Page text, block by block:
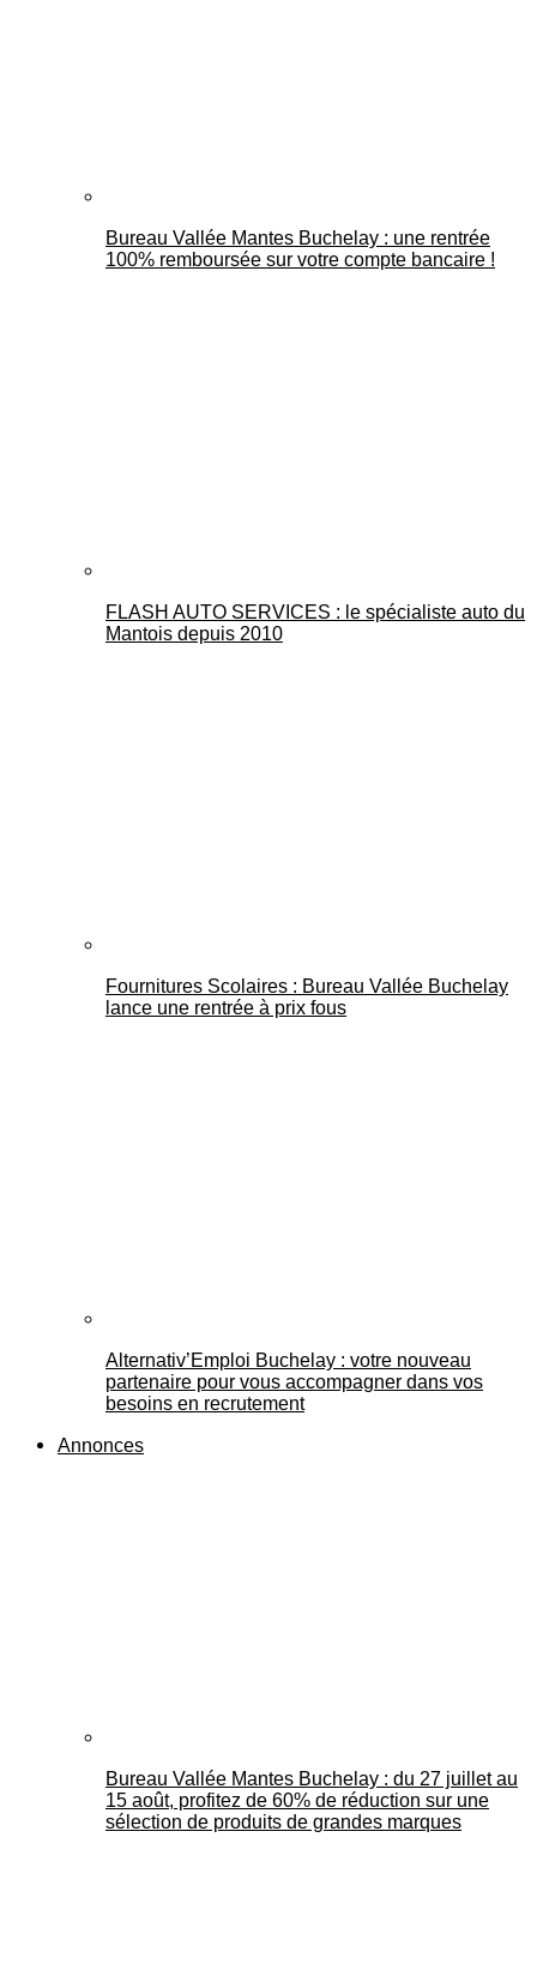
Bureau Vallée Mantes Buchelay : une rentrée
100% remboursée sur votre compte bancaire !
FLASH AUTO SERVICES : le spécialiste auto du
Mantois depuis 2010
Fournitures Scolaires : Bureau Vallée Buchelay
lance une rentrée à prix fous
Alternativ’Emploi Buchelay : votre nouveau
partenaire pour vous accompagner dans vos
besoins en recrutement
Annonces
Bureau Vallée Mantes Buchelay : du 27 juillet au
15 août, profitez de 60% de réduction sur une
sélection de produits de grandes marques